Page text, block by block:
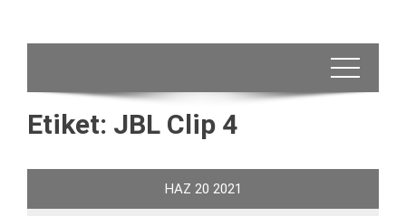
Etiket: JBL Clip 4
HAZ 20 2021